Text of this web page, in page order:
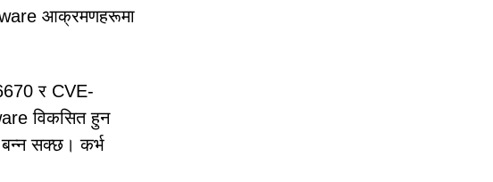
आक्रमणहरूमा
र CVE-
विकसित हुन
सक्छ। कर्भ